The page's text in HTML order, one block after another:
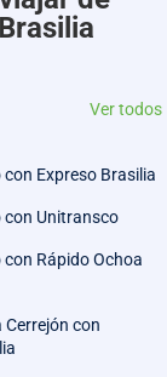
Ver todos
con Expreso Brasilia
con Unitransco
con Rápido Ochoa
Cerrejón con